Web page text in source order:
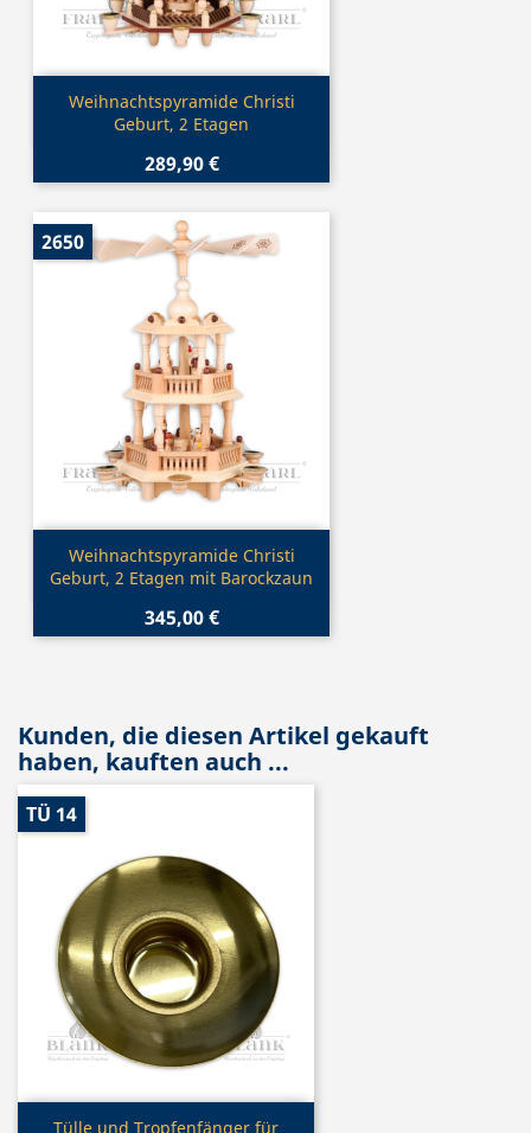
Vorschau
Weihnachtspyramide Christi
Geburt, 2 Etagen
289,90 €
Vorschau
Weihnachtspyramide Christi
Geburt, 2 Etagen mit Barockzaun
345,00 €
2650
Kunden, die diesen Artikel gekauft
haben, kauften auch ...
Tülle und Tropfenfänger für
TÜ 14